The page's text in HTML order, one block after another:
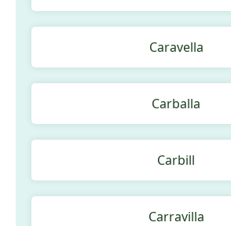
Caravella
Carballa
Carbill
Carravilla